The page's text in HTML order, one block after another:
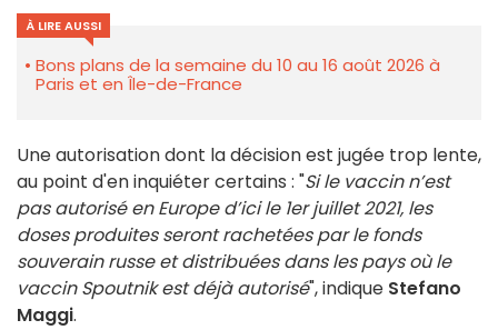
À LIRE AUSSI
Bons plans de la semaine du 10 au 16 août 2026 à
Paris et en Île-de-France
Une autorisation dont la décision est jugée trop lente,
au point d'en inquiéter certains : "Si le vaccin n’est
pas autorisé en Europe d’ici le 1er juillet 2021, les
doses produites seront rachetées par le fonds
souverain russe et distribuées dans les pays où le
vaccin Spoutnik est déjà autorisé", indique Stefano
Maggi.